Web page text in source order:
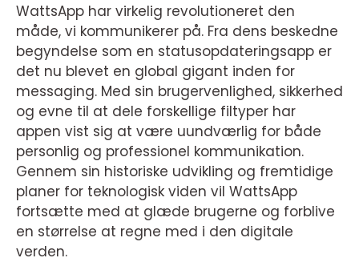
WattsApp har virkelig revolutioneret den
måde, vi kommunikerer på. Fra dens beskedne
begyndelse som en statusopdateringsapp er
det nu blevet en global gigant inden for
messaging. Med sin brugervenlighed, sikkerhed
og evne til at dele forskellige filtyper har
appen vist sig at være uundværlig for både
personlig og professionel kommunikation.
Gennem sin historiske udvikling og fremtidige
planer for teknologisk viden vil WattsApp
fortsætte med at glæde brugerne og forblive
en størrelse at regne med i den digitale
verden.